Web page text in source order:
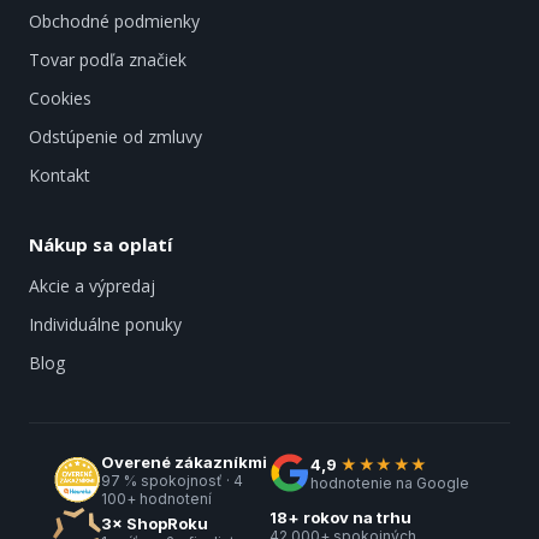
Obchodné podmienky
Tovar podľa značiek
Cookies
Odstúpenie od zmluvy
Kontakt
Nákup sa oplatí
Akcie a výpredaj
Individuálne ponuky
Blog
Overené zákazníkmi
97 % spokojnosť · 4
100+ hodnotení
4,9 ★★★★★
hodnotenie na Google
3× ShopRoku 18+ rokov na trhu